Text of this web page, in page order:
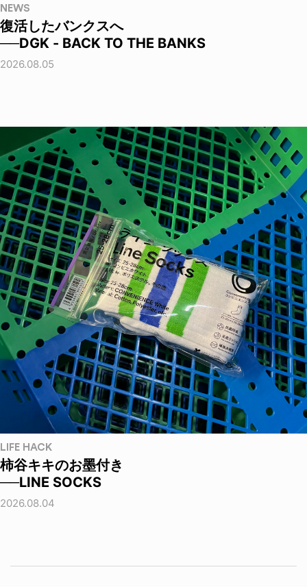
NEWS
復活したバンクスへ
──DGK - BACK TO THE BANKS
2026.08.05
LIFE HACK
柿谷キキのお墨付き
──LINE SOCKS
2026.08.04